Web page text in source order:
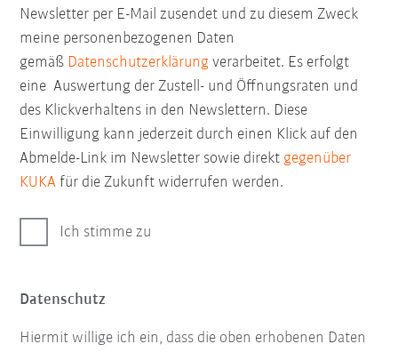
Newsletter per E-Mail zusendet und zu diesem Zweck
meine personenbezogenen Daten
gemäß Datenschutzerklärung verarbeitet. Es erfolgt
eine Auswertung der Zustell- und Öffnungsraten und
des Klickverhaltens in den Newslettern. Diese
Einwilligung kann jederzeit durch einen Klick auf den
Abmelde-Link im Newsletter sowie direktgegenüber
KUKA für die Zukunft widerrufen werden.
Ich stimme zu
Datenschutz
Hiermit willige ich ein, dass die oben erhobenen Daten